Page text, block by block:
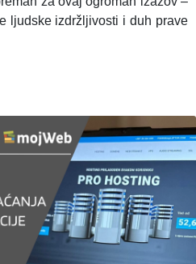
ljudske izdržljivosti i duh prave